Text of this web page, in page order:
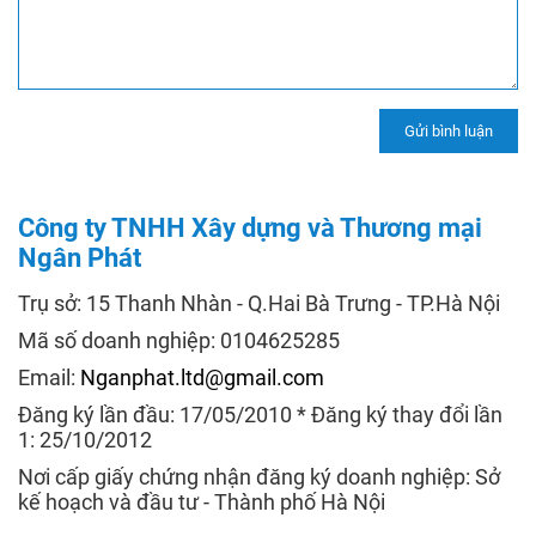
Công ty TNHH Xây dựng và Thương mại
Ngân Phát
Trụ sở: 15 Thanh Nhàn - Q.Hai Bà Trưng - TP.Hà Nội
Mã số doanh nghiệp: 0104625285
Email: Nganphat.ltd@gmail.com
Đăng ký lần đầu: 17/05/2010 * Đăng ký thay đổi lần
1: 25/10/2012
Nơi cấp giấy chứng nhận đăng ký doanh nghiệp: Sở
kế hoạch và đầu tư - Thành phố Hà Nội